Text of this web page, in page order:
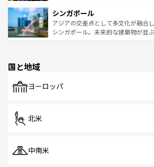
参照してほしい。
激する。気候は一年中温暖で、どの
が待っている。親しみやすいタイの
た文化、そして多様な観光資源が、
み、どこを訪れても感動するはず。
ており、効率よく見どころを回れる
うな絶景から文化的な体験まで、香
シンガポール
アジアの交差点として多文化が融合
シンガポール。未来的な建築物が並
で、ホーカーズは地元の風情を楽し
国と地域
ヨーロッパ
北米
中南米